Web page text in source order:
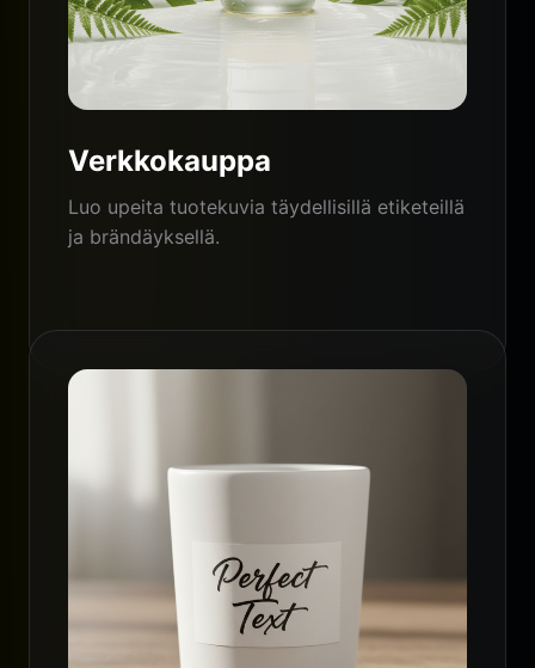
Verkkokauppa
Luo upeita tuotekuvia täydellisillä etiketeillä
ja brändäyksellä.